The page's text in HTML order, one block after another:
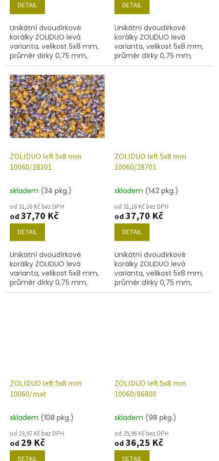
DETAIL
Unikátní dvoudírkové
korálky ZOLIDUO levá
varianta, velikost 5x8 mm,
průměr dírky 0,75 mm,
obsah balení 20 ks nebo
níže uvedené. Barva topaz
DETAIL
Unikátní dvoudírkové
korálky ZOLIDUO levá
varianta, velikost 5x8 mm,
průměr dírky 0,75 mm,
obsah balení 20 ks nebo
ZOLIDUO left 5x8 mm
10060/28101
skladem (34 pkg.)
od 31,16 Kč bez DPH
od37,70 Kč
DETAIL
Unikátní dvoudírkové
korálky ZOLIDUO levá
varianta, velikost 5x8 mm,
průměr dírky 0,75 mm,
obsah balení 20 ks nebo
ZOLIDUO left 5x8 mm
10060/28701
skladem (142 pkg.)
od 31,16 Kč bez DPH
od37,70 Kč
DETAIL
Unikátní dvoudírkové
korálky ZOLIDUO levá
varianta, velikost 5x8 mm,
průměr dírky 0,75 mm,
obsah balení 20 ks nebo
ZOLIDUO left 5x8 mm
10060/mat
skladem (108 pkg.)
od 23,97 Kč bez DPH
od 29 Kč
DETAIL
ZOLIDUO left 5x8 mm
10060/86800
skladem (98 pkg.)
od 29,96 Kč bez DPH
od36,25 Kč
DETAIL